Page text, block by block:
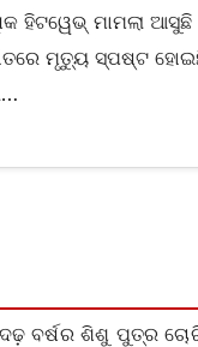
ହିଟୱେଭ୍ ମାମଲା ଆସୁଛି
ମୃତ୍ୟୁ ସ୍ପଷ୍ଟ
ବର୍ଷର ଶିଶୁ ପୁତ୍ର